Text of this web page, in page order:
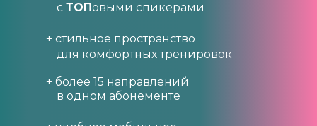
+ стильное пространство
для комфортных тренировок
с ТОПовыми спикерами
+ более 15 направлений
в одном абонементе